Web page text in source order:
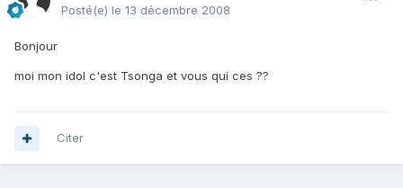
Posté(e) le 13 décembre 2008
Bonjour
moi mon idol c'est Tsonga et vous qui ces ??
Citer